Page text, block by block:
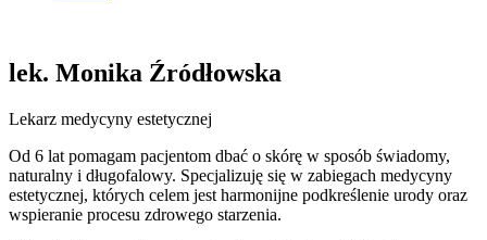
lek. Monika Źródłowska
Lekarz medycyny estetycznej
Od 6 lat pomagam pacjentom dbać o skórę w sposób świadomy,
naturalny i długofalowy. Specjalizuję się w zabiegach medycyny
estetycznej, których celem jest harmonijne podkreślenie urody oraz
wspieranie procesu zdrowego starzenia.